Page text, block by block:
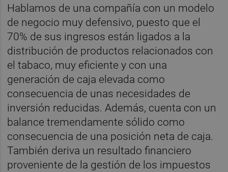
Hablamos de una compañía con un modelo
de negocio muy defensivo, puesto que el
70% de sus ingresos están ligados a la
distribución de productos relacionados con
el tabaco, muy eficiente y con una
generación de caja elevada como
consecuencia de unas necesidades de
inversión reducidas. Además, cuenta con un
balance tremendamente sólido como
consecuencia de una posición neta de caja.
También deriva un resultado financiero
proveniente de la gestión de los impuestos